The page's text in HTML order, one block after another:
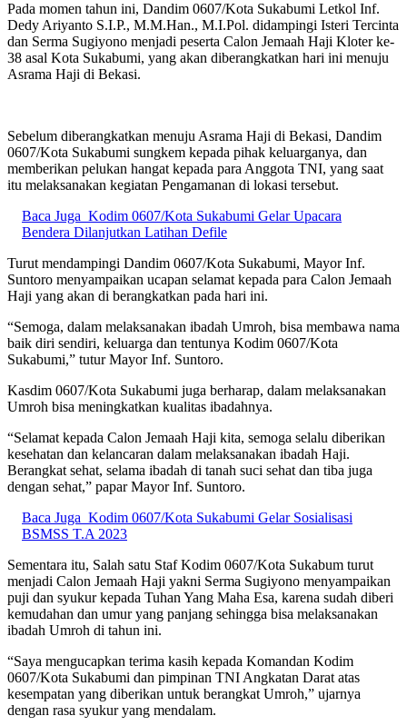
Pada momen tahun ini, Dandim 0607/Kota Sukabumi Letkol Inf.
Dedy Ariyanto S.I.P., M.M.Han., M.I.Pol. didampingi Isteri Tercinta
dan Serma Sugiyono menjadi peserta Calon Jemaah Haji Kloter ke-
38 asal Kota Sukabumi, yang akan diberangkatkan hari ini menuju
Asrama Haji di Bekasi.
Sebelum diberangkatkan menuju Asrama Haji di Bekasi, Dandim
0607/Kota Sukabumi sungkem kepada pihak keluarganya, dan
memberikan pelukan hangat kepada para Anggota TNI, yang saat
itu melaksanakan kegiatan Pengamanan di lokasi tersebut.
Baca Juga Kodim 0607/Kota Sukabumi Gelar Upacara
Bendera Dilanjutkan Latihan Defile
Turut mendampingi Dandim 0607/Kota Sukabumi, Mayor Inf.
Suntoro menyampaikan ucapan selamat kepada para Calon Jemaah
Haji yang akan di berangkatkan pada hari ini.
“Semoga, dalam melaksanakan ibadah Umroh, bisa membawa nama
baik diri sendiri, keluarga dan tentunya Kodim 0607/Kota
Sukabumi,” tutur Mayor Inf. Suntoro.
Kasdim 0607/Kota Sukabumi juga berharap, dalam melaksanakan
Umroh bisa meningkatkan kualitas ibadahnya.
“Selamat kepada Calon Jemaah Haji kita, semoga selalu diberikan
kesehatan dan kelancaran dalam melaksanakan ibadah Haji.
Berangkat sehat, selama ibadah di tanah suci sehat dan tiba juga
dengan sehat,” papar Mayor Inf. Suntoro.
Baca Juga Kodim 0607/Kota Sukabumi Gelar Sosialisasi
BSMSS T.A 2023
Sementara itu, Salah satu Staf Kodim 0607/Kota Sukabum turut
menjadi Calon Jemaah Haji yakni Serma Sugiyono menyampaikan
puji dan syukur kepada Tuhan Yang Maha Esa, karena sudah diberi
kemudahan dan umur yang panjang sehingga bisa melaksanakan
ibadah Umroh di tahun ini.
“Saya mengucapkan terima kasih kepada Komandan Kodim
0607/Kota Sukabumi dan pimpinan TNI Angkatan Darat atas
kesempatan yang diberikan untuk berangkat Umroh,” ujarnya
dengan rasa syukur yang mendalam.